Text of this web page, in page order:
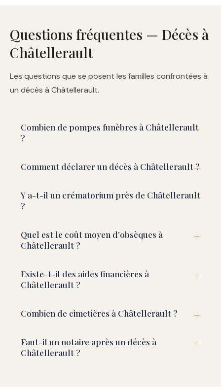
Questions fréquentes — Décès à
Châtellerault
Les questions que se posent les familles confrontées à
un décès à Châtellerault.
Combien de pompes funèbres à Châtellerault
?
Comment déclarer un décès à Châtellerault ?
Y a-t-il un crématorium près de Châtellerault
?
Quel est le coût moyen d'obsèques à
Châtellerault ?
Existe-t-il des aides financières à
Châtellerault ?
Combien de cimetières à Châtellerault ?
Faut-il un notaire après un décès à
Châtellerault ?